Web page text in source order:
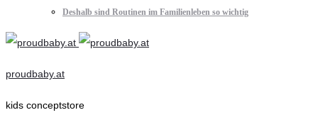
Deshalb sind Routinen im Familienleben so wichtig
proudbaby.at
kids conceptstore